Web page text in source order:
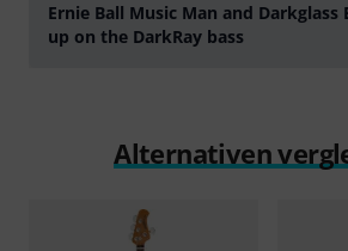
Ernie Ball Music Man and Darkglass
up on the DarkRay bass
Alternativen